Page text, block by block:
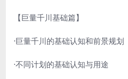
【巨量千川基础篇】
·巨量千川的基础认知和前景规划
·不同计划的基础认知与用途